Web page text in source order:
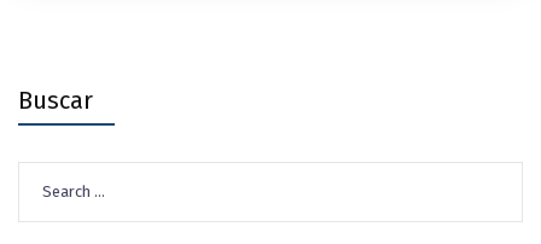
Buscar
for: